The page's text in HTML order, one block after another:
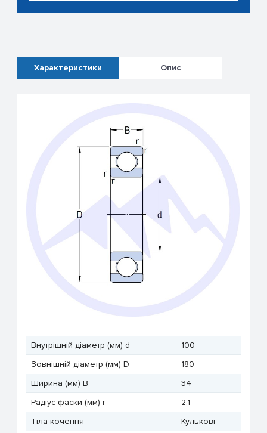
Характеристики Опис
Внутрішній діаметр (мм) d
100
Зовнішній діаметр (мм) D
180
Ширина (мм) B
34
Радіус фаски (мм) r
2,1
Тіла кочення
Кулькові